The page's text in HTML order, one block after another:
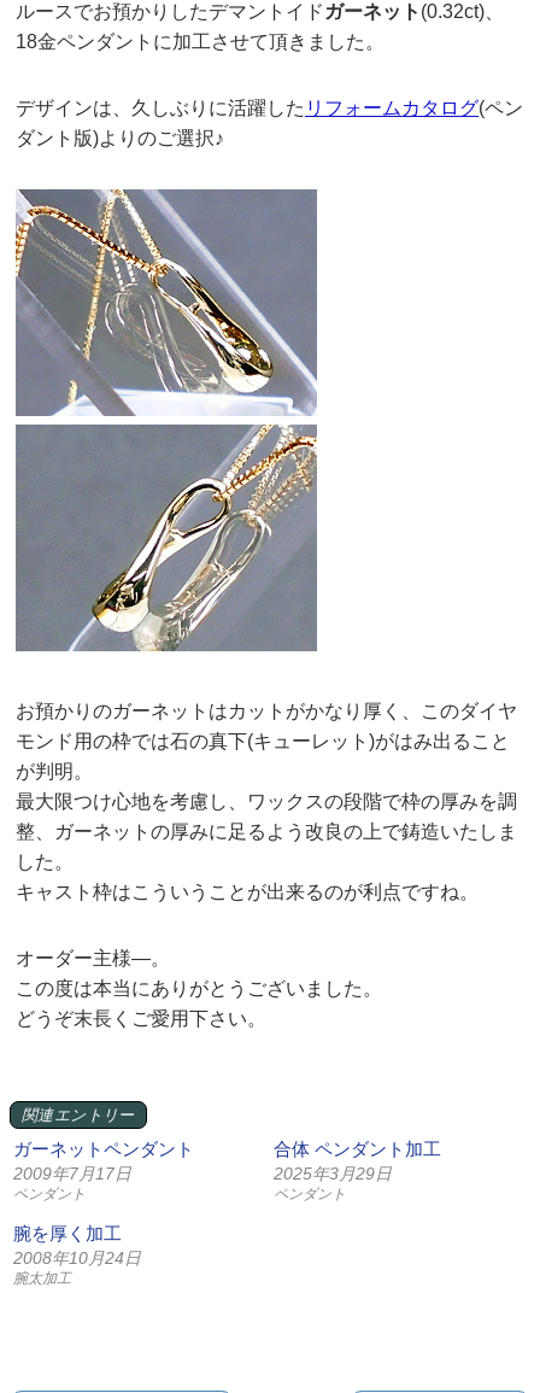
ルースでお預かりしたデマントイド ガーネット (0.32ct)、
18金ペンダントに加工させて頂きました。
デザインは、久しぶりに活躍した リフォームカタログ(ペン
ダント版)よりのご選択♪
お預かりのガーネットはカットがかなり厚く、このダイヤ
モンド用の枠では石の真下(キューレット)がはみ出ること
が判明。
最大限つけ心地を考慮し、ワックスの段階で枠の厚みを調
整、ガーネットの厚みに足るよう改良の上で鋳造いたしま
した。
キャスト枠はこういうことが出来るのが利点ですね。
オーダー主様—。
この度は本当にありがとうございました。
どうぞ末長くご愛用下さい。
関連エントリー
ガーネットペンダント
2009年7月17日
ペンダント
合体 ペンダント加工
2025年3月29日
ペンダント
腕を厚く加工
2008年10月24日
腕太加工